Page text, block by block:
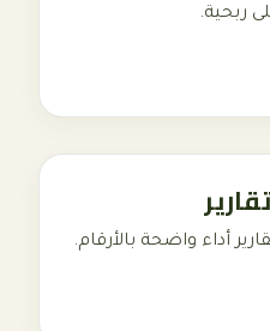
ربحية.
أداء واضحة بالأرقام.